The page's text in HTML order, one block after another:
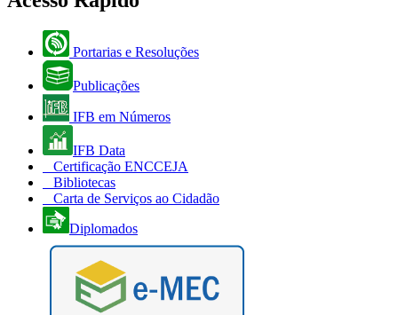
Portarias e Resoluções
Publicações
IFB em Números
IFB Data
Certificação ENCCEJA
Bibliotecas
Carta de Serviços ao Cidadão
Diplomados